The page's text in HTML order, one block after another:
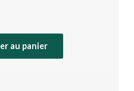
au panier